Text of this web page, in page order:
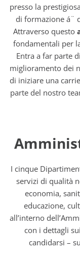
presso la
di formazione á¨
Attraverso questo
fondamentali per
Entra a far parte
miglioramento dei
di iniziare una
parte del nostro
I cinque
servizi di qualità
economia,
educazione,
all’interno
con i dettagli
candidarsi –